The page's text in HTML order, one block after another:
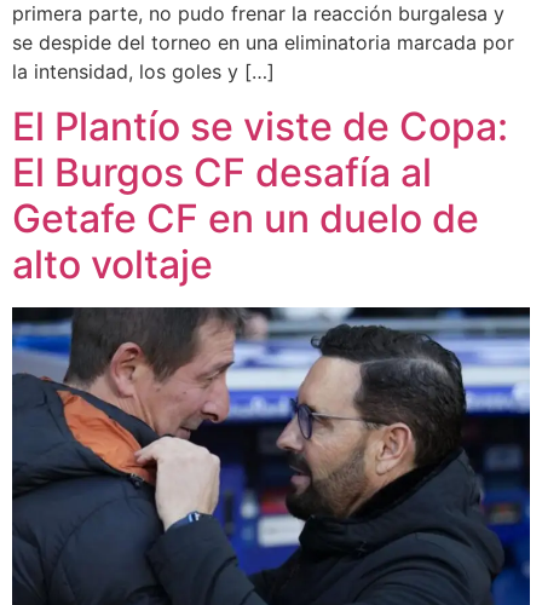
primera parte, no pudo frenar la reacción burgalesa y
se despide del torneo en una eliminatoria marcada por
la intensidad, los goles y […]
El Plantío se viste de Copa:
El Burgos CF desafía al
Getafe CF en un duelo de
alto voltaje